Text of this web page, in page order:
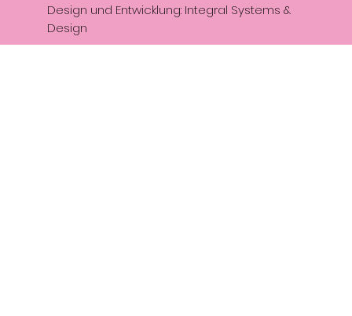
Design und Entwicklung: Integral Systems &
Design